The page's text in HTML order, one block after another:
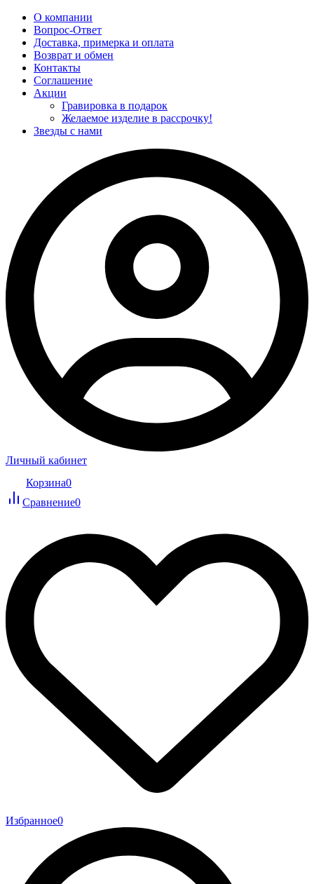
О компании
Вопрос-Ответ
Доставка, примерка и оплата
Возврат и обмен
Контакты
Соглашение
Акции
Гравировка в подарок
Желаемое изделие в рассрочку!
Звезды с нами
Личный кабинет
Корзина0
Сравнение0
Избранное0